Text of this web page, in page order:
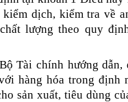
dịch, kiểm tra về
lượng theo quy
Tài chính hướng
hàng hóa trong định
sản xuất, tiêu dùng